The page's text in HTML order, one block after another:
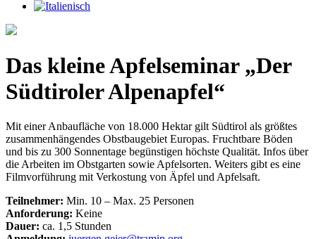
Das kleine Apfelseminar „Der
Südtiroler Alpenapfel“
Mit einer Anbaufläche von 18.000 Hektar gilt Südtirol als größtes
zusammenhängendes Obstbaugebiet Europas. Fruchtbare Böden
und bis zu 300 Sonnentage begünstigen höchste Qualität. Infos über
die Arbeiten im Obstgarten sowie Apfelsorten. Weiters gibt es eine
Filmvorführung mit Verkostung von Äpfel und Apfelsaft.
Teilnehmer: Min. 10 – Max. 25 Personen
Anforderung: Keine
Dauer: ca. 1,5 Stunden